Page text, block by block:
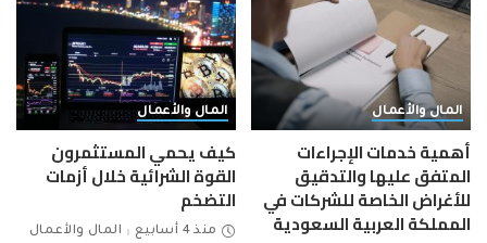
المال والأعمال
أهمية خدمات الإجراءات
المتفق عليها والتدقيق
للأغراض الخاصة للشركات في
المملكة العربية السعودية
المال والأعمال
كيف يحمي المستثمرون
القوة الشرائية خلال أزمات
التضخم
منذ 4 أسابيع المال والأعمال